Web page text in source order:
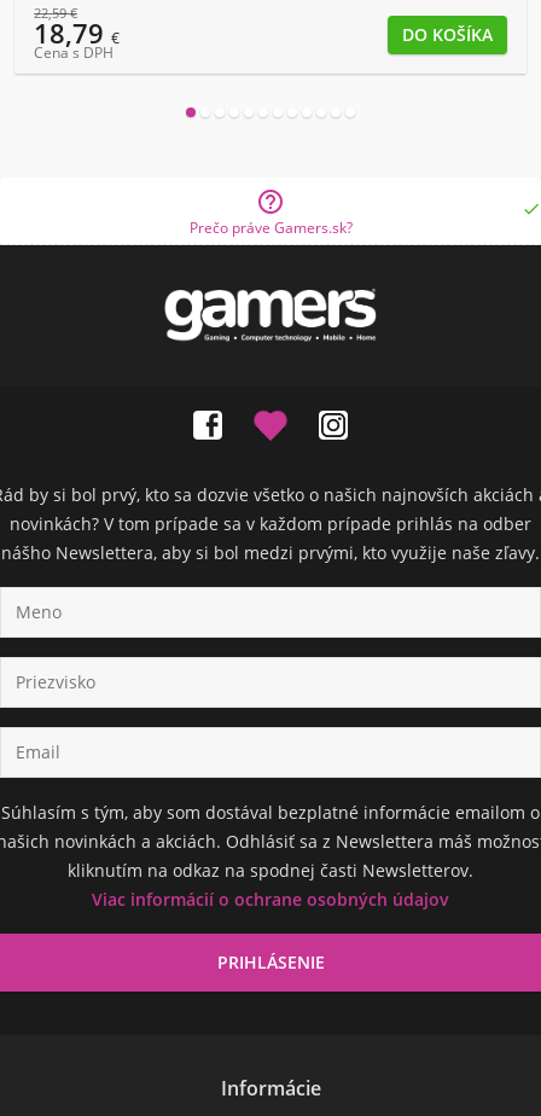
22,59€
18,79 €
Cena s DPH

Prečo práve Gamers.sk?

by si bol prvý, kto sa dozvie všetko o našich najnovších akciách
novinkách? V tom prípade sa v každom prípade prihlás na odber
nášho Newslettera, aby si bol medzi prvými, kto využije naše zľavy.
Súhlasím s tým, aby som dostával bezplatné informácie emailom o
novinkách a akciách. Odhlásiť sa z Newslettera máš
kliknutím na odkaz na spodnej časti Newsletterov.
Viac informácií o ochrane osobných údajov
Informácie